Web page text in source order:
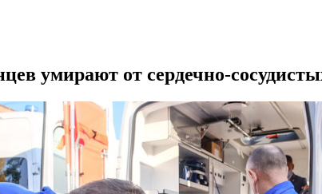
умирают от сердечно-